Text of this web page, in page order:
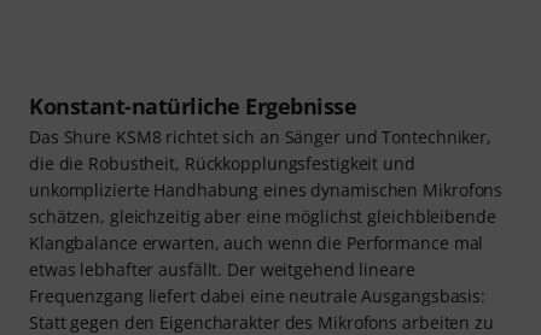
Konstant-natürliche Ergebnisse
Das Shure KSM8 richtet sich an Sänger und Tontechniker,
die die Robustheit, Rückkopplungsfestigkeit und
unkomplizierte Handhabung eines dynamischen Mikrofons
schätzen, gleichzeitig aber eine möglichst gleichbleibende
Klangbalance erwarten, auch wenn die Performance mal
etwas lebhafter ausfällt. Der weitgehend lineare
Frequenzgang liefert dabei eine neutrale Ausgangsbasis:
Statt gegen den Eigencharakter des Mikrofons arbeiten zu